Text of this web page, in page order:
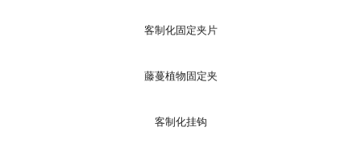
客制化固定夹片
藤蔓植物固定夹
客制化挂钩